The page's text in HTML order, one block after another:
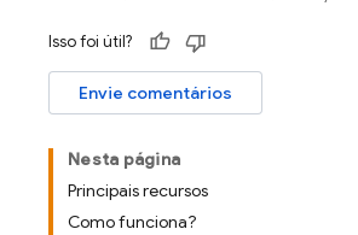
Isso foi útil?
Envie comentários
Nesta página
Principais recursos
Como funciona?